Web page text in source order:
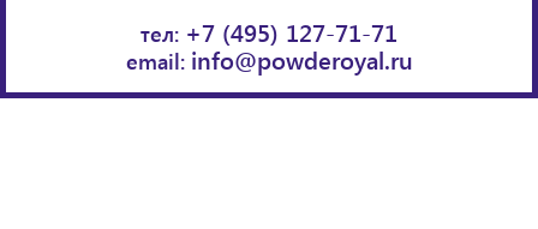
тел: +7 (495) 127-71-71
email: info@powderoyal.ru